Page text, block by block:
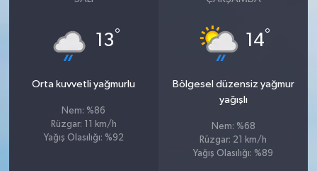
13°
Orta kuvvetli yağmurlu
Nem: %86
Rüzgar: 11 km/h
Yağış Olasılığı: %92
14°
Bölgesel düzensiz yağmur
yağışlı
Nem: %68
Rüzgar: 21 km/h
Yağış Olasılığı: %89